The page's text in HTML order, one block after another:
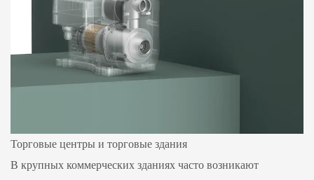
Торговые центры и торговые здания
В крупных коммерческих зданиях часто возникают